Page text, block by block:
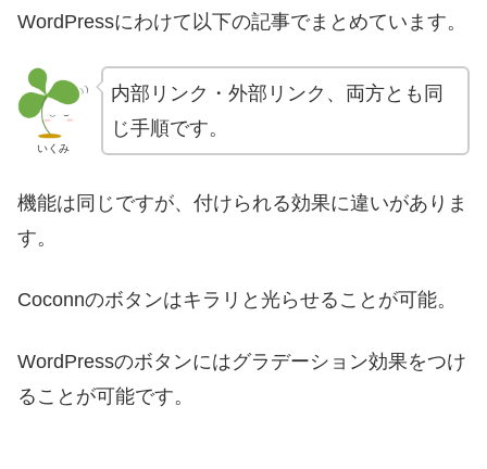
WordPressにわけて以下の記事でまとめています。
いくみ
内部リンク・外部リンク、両方とも同
じ手順です。
機能は同じですが、付けられる効果に違いがありま
す。
Coconnのボタンはキラリと光らせることが可能。
WordPressのボタンにはグラデーション効果をつけ
ることが可能です。